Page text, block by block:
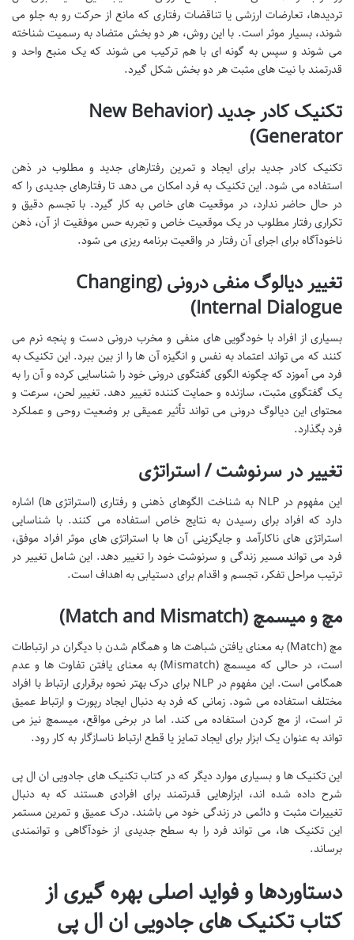
تردیدها، تعارضات ارزشی یا تناقضات رفتاری که مانع از حرکت رو به جلو می
شوند، بسیار موثر است. با این روش، هر دو بخش متضاد به رسمیت شناخته
می شوند و سپس به گونه ای با هم ترکیب می شوند که یک منبع واحد و
قدرتمند با نیت های مثبت هر دو بخش شکل گیرد.
تکنیک کادر جدید (New Behavior
Generator)
تکنیک کادر جدید برای ایجاد و تمرین رفتارهای جدید و مطلوب در ذهن
استفاده می شود. این تکنیک به فرد امکان می دهد تا رفتارهای جدیدی را که
در حال حاضر ندارد، در موقعیت های خاص به کار گیرد. با تجسم دقیق و
تکراری رفتار مطلوب در یک موقعیت خاص و تجربه حس موفقیت از آن، ذهن
ناخودآگاه برای اجرای آن رفتار در واقعیت برنامه ریزی می شود.
تغییر دیالوگ منفی درونی (Changing
Internal Dialogue)
بسیاری از افراد با خودگویی های منفی و مخرب درونی دست و پنجه نرم می
کنند که می تواند اعتماد به نفس و انگیزه آن ها را از بین ببرد. این تکنیک به
فرد می آموزد که چگونه الگوی گفتگوی درونی خود را شناسایی کرده و آن را به
یک گفتگوی مثبت، سازنده و حمایت کننده تغییر دهد. تغییر لحن، سرعت و
محتوای این دیالوگ درونی می تواند تأثیر عمیقی بر وضعیت روحی و عملکرد
فرد بگذارد.
تغییر در سرنوشت / استراتژی
این مفهوم در NLP به شناخت الگوهای ذهنی و رفتاری (استراتژی ها) اشاره
دارد که افراد برای رسیدن به نتایج خاص استفاده می کنند. با شناسایی
استراتژی های ناکارآمد و جایگزینی آن ها با استراتژی های موثر افراد موفق،
فرد می تواند مسیر زندگی و سرنوشت خود را تغییر دهد. این شامل تغییر در
ترتیب مراحل تفکر، تجسم و اقدام برای دستیابی به اهداف است.
مچ و میسمچ (Match and Mismatch)
مچ (Match) به معنای یافتن شباهت ها و همگام شدن با دیگران در ارتباطات
است، در حالی که میسمچ (Mismatch) به معنای یافتن تفاوت ها و عدم
همگامی است. این مفهوم در NLP برای درک بهتر نحوه برقراری ارتباط با افراد
مختلف استفاده می شود. زمانی که فرد به دنبال ایجاد رپورت و ارتباط عمیق
تر است، از مچ کردن استفاده می کند. اما در برخی مواقع، میسمچ نیز می
تواند به عنوان یک ابزار برای ایجاد تمایز یا قطع ارتباط ناسازگار به کار رود.
این تکنیک ها و بسیاری موارد دیگر که در کتاب تکنیک های جادویی ان ال پی
شرح داده شده اند، ابزارهایی قدرتمند برای افرادی هستند که به دنبال
تغییرات مثبت و دائمی در زندگی خود می باشند. درک عمیق و تمرین مستمر
این تکنیک ها، می تواند فرد را به سطح جدیدی از خودآگاهی و توانمندی
برساند.
دستاوردها و فواید اصلی بهره گیری از
کتاب تکنیک های جادویی ان ال پی